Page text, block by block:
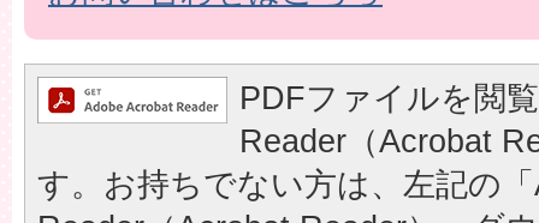
PDFファイルを閲
Reader（Acrobat
す。お持ちでない方は、左記の